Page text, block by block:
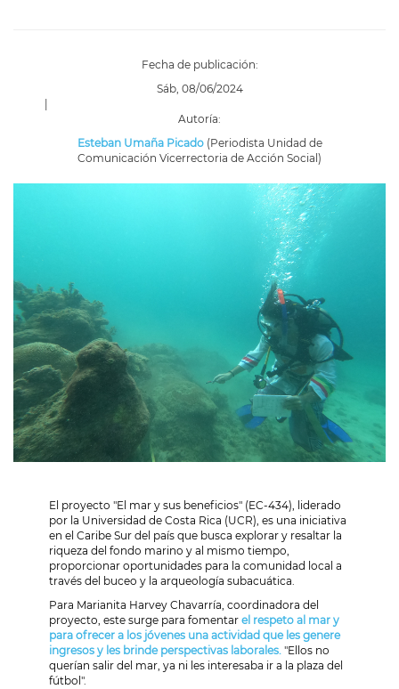
Fecha de publicación:
Sáb, 08/06/2024
|
Autoría:
Esteban Umaña Picado(Periodista Unidad de
Comunicación Vicerrectoria de Acción Social)
El proyecto "El mar y sus beneficios" (EC-434), liderado
por la Universidad de Costa Rica (UCR), es una iniciativa
en el Caribe Sur del país que busca explorar y resaltar la
riqueza del fondo marino y al mismo tiempo,
proporcionar oportunidades para la comunidad local a
través del buceo y la arqueología subacuática.
Para Marianita Harvey Chavarría, coordinadora del
proyecto, este surge para fomentar el respeto al mar y
para ofrecer a los jóvenes una actividad que les genere
ingresos y les brinde perspectivas laborales. "Ellos no
querían salir del mar, ya ni les interesaba ir a la plaza del
fútbol".